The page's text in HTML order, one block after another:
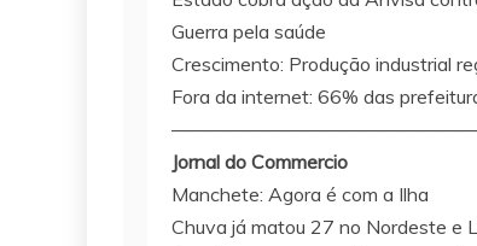
Guerra pela saúde
Crescimento: Produção industrial
Fora da internet: 66% das
Jornal do Commercio
Manchete: Agora é com a Ilha
Chuva já matou 27 no Nordeste e